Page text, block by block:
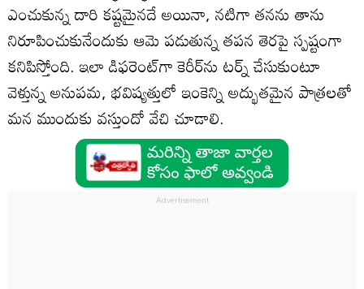
ఎంచుకున్న దారి కష్టమైనదే అయినా, నటిగా తనను తాను
నిరూపించుకునేందుకు ఆమె పడుతున్న తపన తెరపై స్పష్టంగా
కనిపిస్తోంది. ఇలా డిఫరెంట్‌గా కెరీర్‌ను టర్న్ చేసుకుంటూ
వెళ్తున్న అనుపమ, భవిష్యత్తులో ఇంకెన్ని అద్భుతమైన పాత్రలతో
మన ముందుకు వస్తుందో వేచి చూడాలి.